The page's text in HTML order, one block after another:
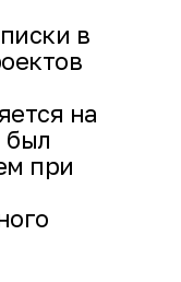
в
на
был
при